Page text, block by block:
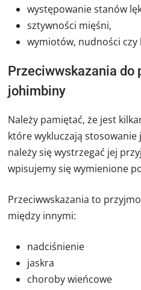
występowanie stanów
sztywności mięśni,
wymiotów, nudności czy
Przeciwwskazania do
johimbiny
Należy pamiętać, że jest
które wykluczają
należy się wystrzegać jej
wpisujemy się wymienione
Przeciwwskazania to
między innymi:
nadciśnienie
jaskra
choroby wieńcowe